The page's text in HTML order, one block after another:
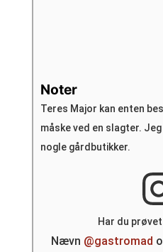
Noter
Teres Major kan enten
måske ved en slagter.
nogle gårdbutikker.
Har du
Nævn @gastromad